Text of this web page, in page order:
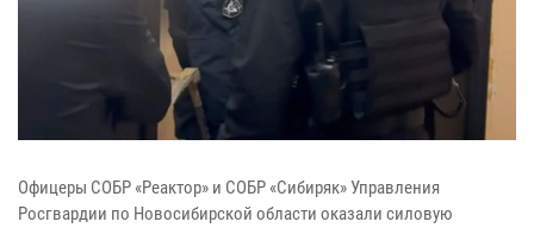
Офицеры СОБР «Реактор» и СОБР «Сибиряк» Управления
Росгвардии по Новосибирской области оказали силовую